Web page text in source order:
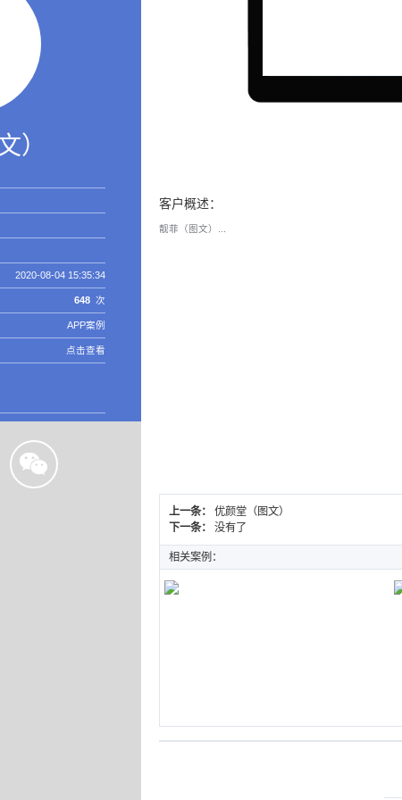
）
2020-08-04 15:35:34
648 次
APP案例
点击查看
客户概述：
靓菲（图文）...
上一条：
优颜堂（图文）
下一条：
没有了
相关案例：
优颜堂（图文）